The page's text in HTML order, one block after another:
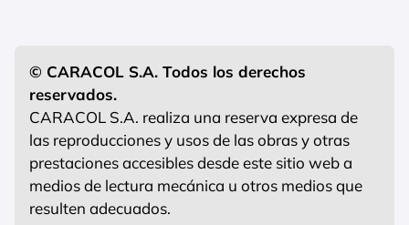
© CARACOL S.A. Todos los derechos
reservados.
CARACOL S.A. realiza una reserva expresa de
las reproducciones y usos de las obras y otras
prestaciones accesibles desde este sitio web a
medios de lectura mecánica u otros medios que
resulten adecuados.